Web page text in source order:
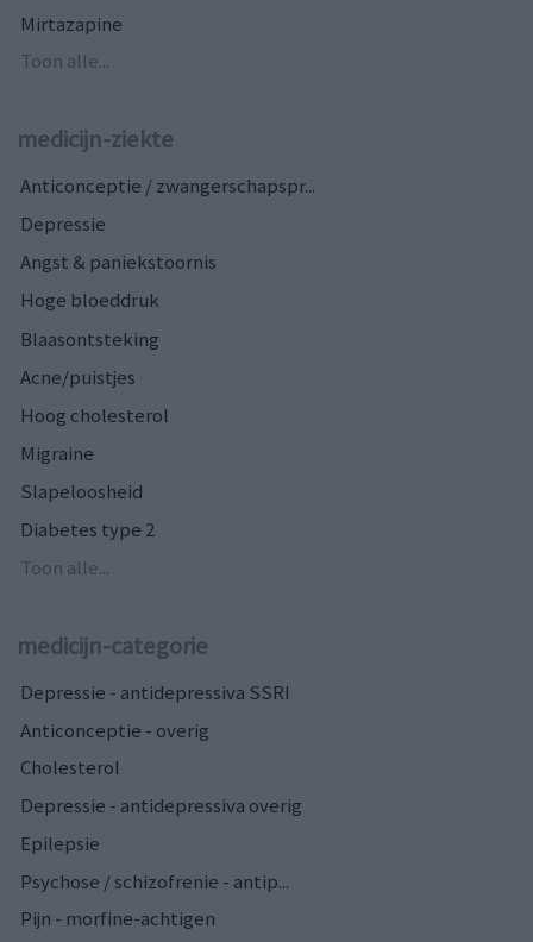
Mirtazapine
Toon alle...
medicijn-ziekte
Anticonceptie / zwangerschapspr...
Depressie
Angst & paniekstoornis
Hoge bloeddruk
Blaasontsteking
Acne/puistjes
Hoog cholesterol
Migraine
Slapeloosheid
Diabetes type 2
Toon alle...
medicijn-categorie
Depressie - antidepressiva SSRI
Anticonceptie - overig
Cholesterol
Depressie - antidepressiva overig
Epilepsie
Psychose / schizofrenie - antip...
Pijn - morfine-achtigen